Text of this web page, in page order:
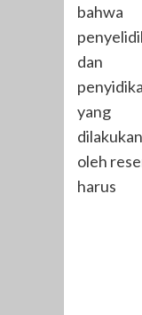
bahwa
dan
yang
dilakukan
oleh
harus